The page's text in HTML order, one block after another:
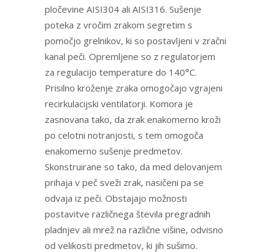
pločevine AISI304 ali AISI316. Sušenje
poteka z vročim zrakom segretim s
pomočjo grelnikov, ki so postavljeni v zračni
kanal peči. Opremljene so z regulatorjem
za regulacijo temperature do 140°C.
Prisilno kroženje zraka omogočajo vgrajeni
recirkulacijski ventilatorji. Komora je
zasnovana tako, da zrak enakomerno kroži
po celotni notranjosti, s tem omogoča
enakomerno sušenje predmetov.
Skonstruirane so tako, da med delovanjem
prihaja v peč sveži zrak, nasičeni pa se
odvaja iz peči. Obstajajo možnosti
postavitve različnega števila pregradnih
pladnjev ali mrež na različne višine, odvisno
od velikosti predmetov, ki jih sušimo.